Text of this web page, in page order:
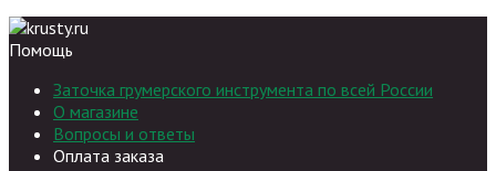
Помощь
Заточка грумерского инструмента по всей России
О магазине
Вопросы и ответы
Оплата заказа